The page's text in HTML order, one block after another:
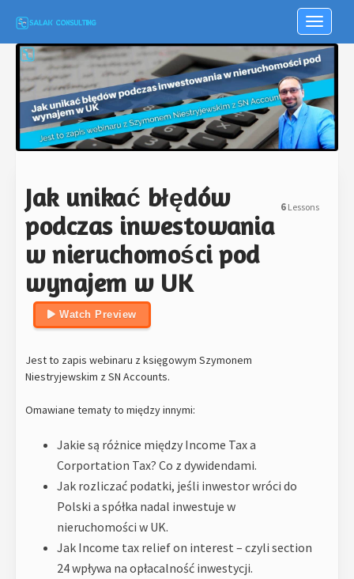
Toggle
Jak unikać błędów
podczas inwestowania
w nieruchomości pod
wynajem w UK
Watch Preview
Jest to zapis webinaru z księgowym Szymonem
Niestryjewskim z SN Accounts.
Omawiane tematy to między innymi:
Jakie są różnice między Income Tax a
Corportation Tax? Co z dywidendami.
Jak rozliczać podatki, jeśli inwestor wróci do
Polski a spółka nadal inwestuje w
nieruchomości w UK.
Jak Income tax relief on interest – czyli section
24 wpływa na opłacalność inwestycji.
6 Lessons